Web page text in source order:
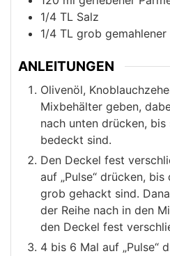
1/4 TL Salz
1/4 TL grob
ANLEITUNGEN
Olivenöl,
Mixbehälter geben,
nach unten drücken,
bedeckt sind.
Den Deckel fest
auf „Pulse“ drücken,
grob gehackt sind.
der Reihe nach in den
den Deckel fest
4 bis 6 Mal auf „Pulse“